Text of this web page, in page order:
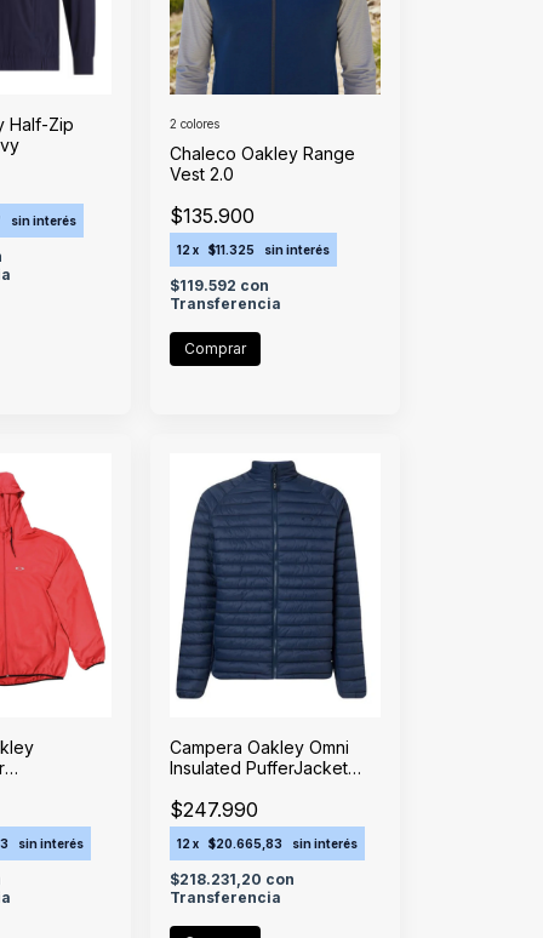
Half-Zip
sin interés
Chaleco Oakley Range
Vest 2.0
$135.900
12 x $11.325 sin interés
$119.592 con
Transferencia
2 colores
Comprar
sin interés
Campera Oakley Omni
Insulated PufferJacket
$247.990
12 x $20.665,83 sin interés
$218.231,20 con
Transferencia